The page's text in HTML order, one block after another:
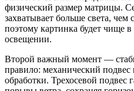
физический размер матрицы.
захватывает больше света,
поэтому картинка будет чище
освещении.
Второй важный момент —
правило: механический подвес
обработки. Трехосевой подвес